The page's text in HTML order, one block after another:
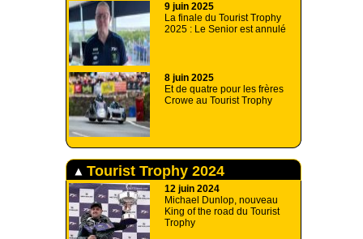
9 juin 2025
La finale du Tourist Trophy
2025 : Le Senior est annulé
8 juin 2025
Et de quatre pour les frères
Crowe au Tourist Trophy
Tourist Trophy 2024
12 juin 2024
Michael Dunlop, nouveau
King of the road du Tourist
Trophy